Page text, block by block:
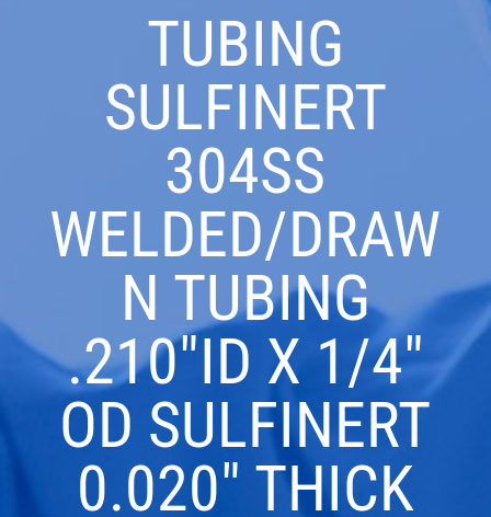
TUBING
SULFINERT
304SS
WELDED/DRAW
N TUBING
.210″ID X 1/4″
OD SULFINERT
0.020″ THICK